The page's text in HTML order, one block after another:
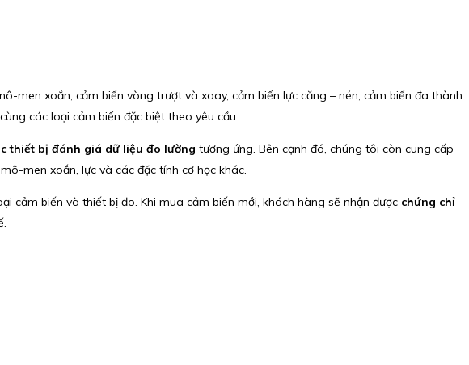
men xoắn, cảm biến vòng trượt và xoay, cảm biến lực căng – nén, cảm biến đa thành
các loại cảm biến đặc biệt theo yêu cầu.
thiết bị đánh giá dữ liệu đo lường tương ứng. Bên cạnh đó, chúng tôi còn cung cấp
men xoắn, lực và các đặc tính cơ học khác.
cảm biến và thiết bị đo. Khi mua cảm biến mới, khách hàng sẽ nhận được chứng chỉ